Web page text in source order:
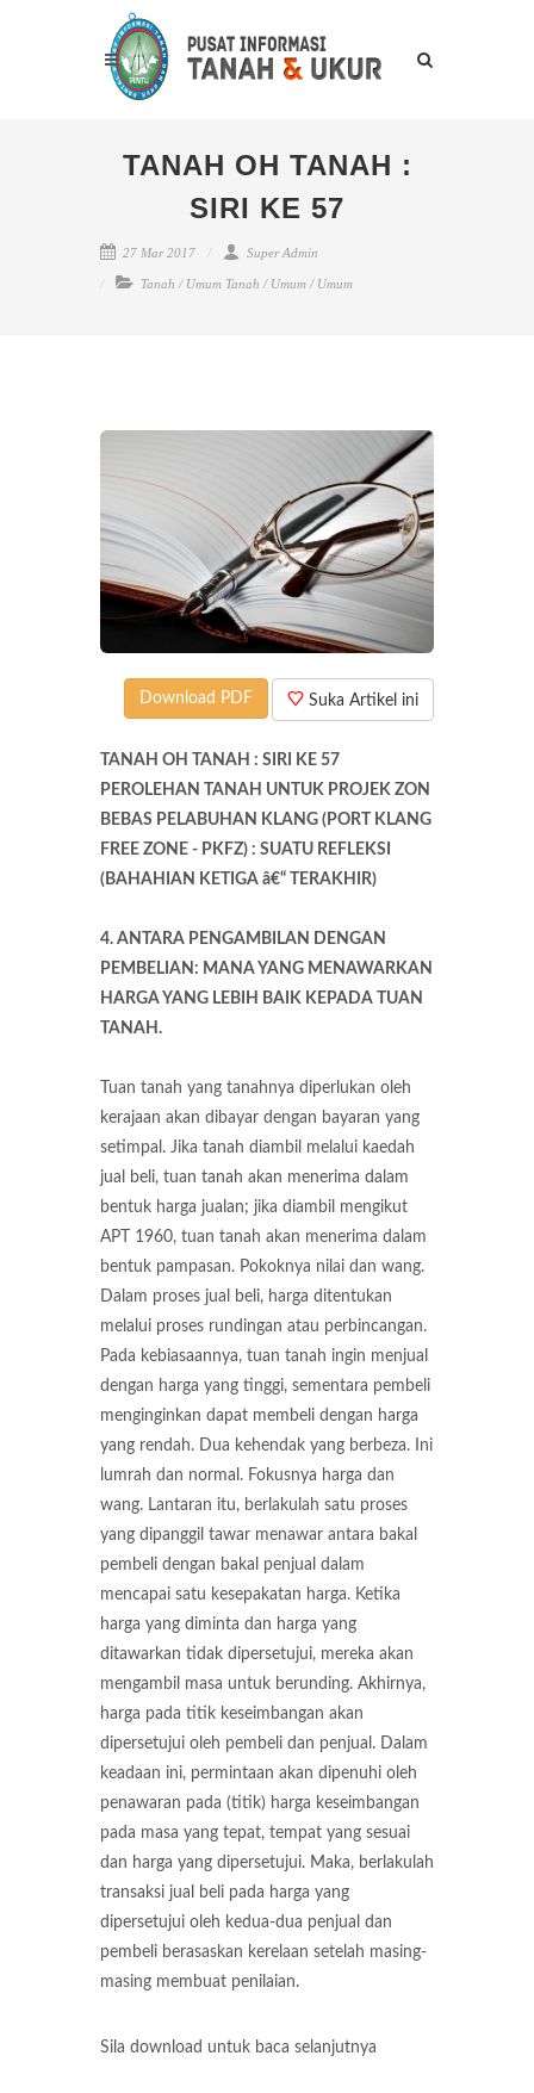
TANAH OH TANAH :
SIRI KE 57
27 Mar 2017 Super Admin
Tanah / Umum Tanah / Umum / Umum
Suka Artikel ini
Download PDF
TANAH OH TANAH : SIRI KE 57
PEROLEHAN TANAH UNTUK PROJEK ZON
BEBAS PELABUHAN KLANG (PORT KLANG
FREE ZONE - PKFZ) : SUATU REFLEKSI
(BAHAHIAN KETIGA â€“ TERAKHIR)
4. ANTARA PENGAMBILAN DENGAN
PEMBELIAN: MANA YANG MENAWARKAN
HARGA YANG LEBIH BAIK KEPADA TUAN
TANAH.
Tuan tanah yang tanahnya diperlukan oleh
kerajaan akan dibayar dengan bayaran yang
setimpal. Jika tanah diambil melalui kaedah
jual beli, tuan tanah akan menerima dalam
bentuk harga jualan; jika diambil mengikut
APT 1960, tuan tanah akan menerima dalam
bentuk pampasan. Pokoknya nilai dan wang.
Dalam proses jual beli, harga ditentukan
melalui proses rundingan atau perbincangan.
Pada kebiasaannya, tuan tanah ingin menjual
dengan harga yang tinggi, sementara pembeli
menginginkan dapat membeli dengan harga
yang rendah. Dua kehendak yang berbeza. Ini
lumrah dan normal. Fokusnya harga dan
wang. Lantaran itu, berlakulah satu proses
yang dipanggil tawar menawar antara bakal
pembeli dengan bakal penjual dalam
mencapai satu kesepakatan harga. Ketika
harga yang diminta dan harga yang
ditawarkan tidak dipersetujui, mereka akan
mengambil masa untuk berunding. Akhirnya,
harga pada titik keseimbangan akan
dipersetujui oleh pembeli dan penjual. Dalam
keadaan ini, permintaan akan dipenuhi oleh
penawaran pada (titik) harga keseimbangan
pada masa yang tepat, tempat yang sesuai
dan harga yang dipersetujui. Maka, berlakulah
transaksi jual beli pada harga yang
dipersetujui oleh kedua-dua penjual dan
pembeli berasaskan kerelaan setelah masing-
masing membuat penilaian.
Sila download untuk baca selanjutnya